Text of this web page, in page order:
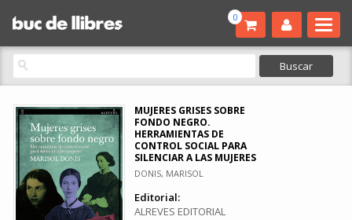
0
MUJERES GRISES SOBRE
FONDO NEGRO.
HERRAMIENTAS DE
CONTROL SOCIAL PARA
SILENCIAR A LAS MUJERES
DONIS, MARISOL
Editorial:
ALREVES EDITORIAL